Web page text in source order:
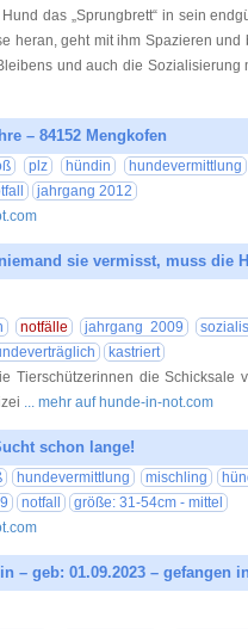
das „Sprungbrett“ in sein
heran, geht mit ihm Spazieren
und auch die Sozialisierung
– 84152 Mengkofen
plz hündin
hundevermittlung
jahrgang 2012
sie vermisst, muss die
notfälle jahrgang 2009
kastriert
Tierschützerinnen die Schicksale
... mehr auf hunde-in-not.com
schon lange!
hundevermittlung mischling
notfall
größe: 31-54cm - mittel
– geb: 01.09.2023 – gefangen